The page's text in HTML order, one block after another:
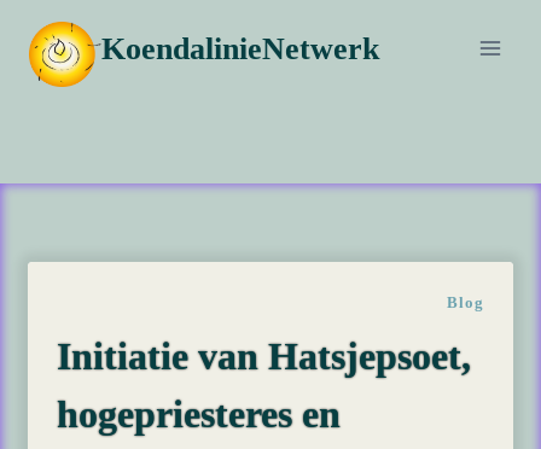
naar
inhoud
KoendalinieNetwerk
Blog
Initiatie van Hatsjepsoet,
hogepriesteres en